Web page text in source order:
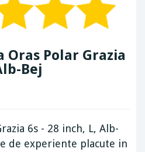
Polar Grazia
Bej
6s - 28 inch, L, Alb-
de experiente placute in